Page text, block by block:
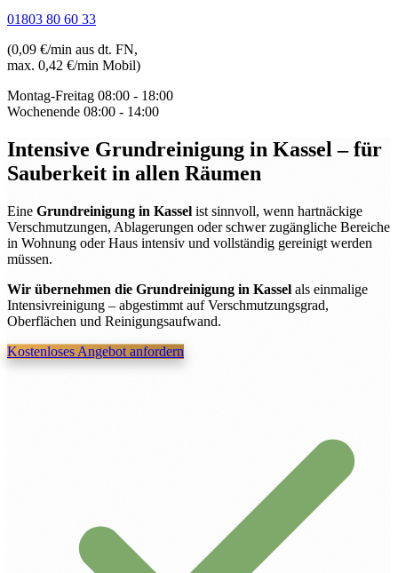
01803 80 60 33
(0,09 €/min aus dt. FN,
max. 0,42 €/min Mobil)
Montag-Freitag 08:00 - 18:00
Wochenende 08:00 - 14:00
Intensive Grundreinigung in Kassel– für
Sauberkeit in allen Räumen
Eine Grundreinigung in Kassel ist sinnvoll, wenn hartnäckige
Verschmutzungen, Ablagerungen oder schwer zugängliche Bereiche
in Wohnung oder Haus intensiv und vollständig gereinigt werden
müssen.
Wir übernehmen die Grundreinigung in Kassel als einmalige
Intensivreinigung – abgestimmt auf Verschmutzungsgrad,
Oberflächen und Reinigungsaufwand.
Kostenloses Angebot anfordern